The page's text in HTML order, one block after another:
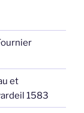
et
1583